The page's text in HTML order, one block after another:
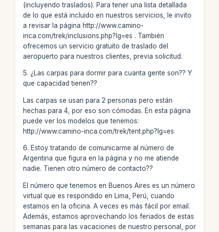
(incluyendo traslados). Para tener una lista detallada
de lo que está incluido en nuestros servicios, le invito
a revisar la página http://www.camino-
inca.com/trek/inclusions.php?lg=es . También
ofrecemos un servicio gratuito de traslado del
aeropuerto para nuestros clientes, previa solicitud.
5. ¿Las carpas para dormir para cuanta gente son?? Y
que capacidad tienen??
Las carpas se usan para 2 personas pero están
hechas para 4, por eso son cómodas. En esta página
puede ver los modelos que tenemos:
http://www.camino-inca.com/trek/tent.php?lg=es
6. Estoy tratando de comunicarme al número de
Argentina que figura en la página y no me atiende
nadie. Tienen otro número de contacto??
El número que tenemos en Buenos Aires es un número
virtual que es respondido en Lima, Perú, cuando
estamos en la oficina. A veces es más fácil por email.
Además, estamos aprovechando los feriados de estas
semanas para las vacaciones de nuestro personal, por